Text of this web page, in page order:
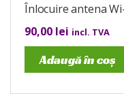
Înlocuire antena
90,00 lei incl. TVA
Adaugă în coș